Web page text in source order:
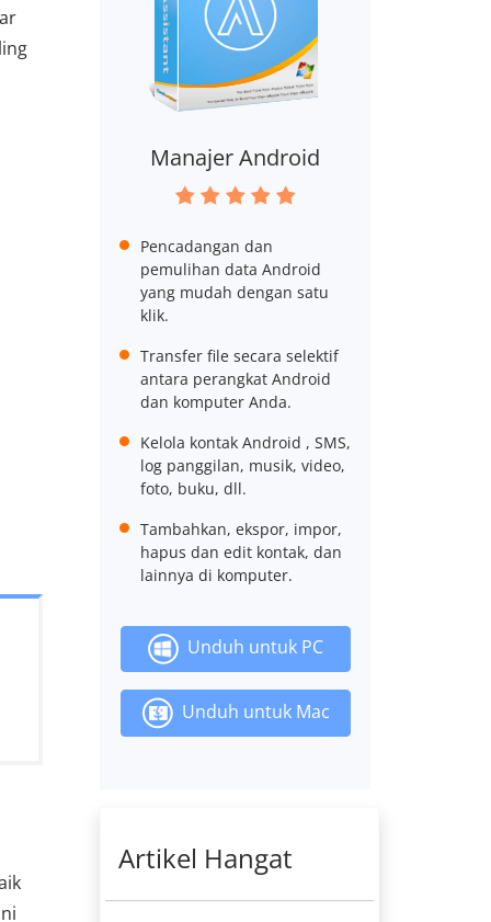
Manajer Android
Pencadangan dan
pemulihan data Android
yang mudah dengan satu
klik.
Transfer file secara selektif
antara perangkat Android
dan komputer Anda.
Kelola kontak Android , SMS,
log panggilan, musik, video,
foto, buku, dll.
Tambahkan, ekspor, impor,
hapus dan edit kontak, dan
lainnya di komputer.
Unduh untuk PC
Unduh untuk Mac
Artikel Hangat